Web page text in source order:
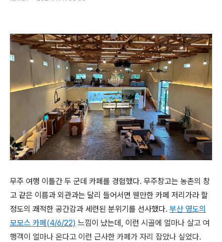
무주 여행 이틀간 두 군데 카페를 경험했다. 무주창고는 농촌의 창
고 같은 이름과 외관과는 달리 들어서면 웬만한 카페 저리가라 할
정도의 쾌적한 공간감과 세련된 분위기를 선사했다. 부산 영도의
모모스 카페(4/6/22) 느낌이 났는데, 이런 시골에 얼마나 살고 여
행객이 얼마나 온다고 이런 근사한 카페가 자리 잡았나 싶었다.